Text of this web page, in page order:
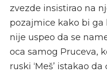
zvezde insistirao na
pozajmice kako bi ga
nije uspeo da se
oca samog Pruceva,
ruski ‘Meš’ istakao